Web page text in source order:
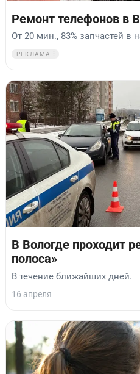
Ремонт телефонов в
От 20 мин., 83% запчастей в
РЕКЛАМА
В Вологде проходит
полоса»
В течение ближайших дней.
16 апреля